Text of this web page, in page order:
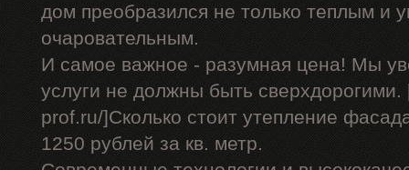
дом преобразился не только теплым и
очаровательным.
И самое важное - разумная цена! Мы
услуги не должны быть
prof.ru/]Сколько стоит утепление
1250 рублей за кв. метр.